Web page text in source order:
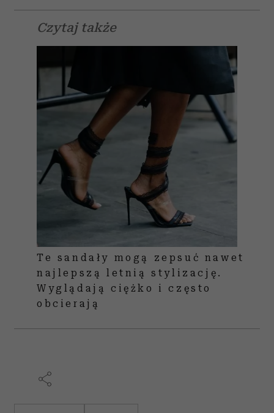
Czytaj także
Te sandały mogą zepsuć nawet
najlepszą letnią stylizację.
Wyglądają ciężko i często
obcierają